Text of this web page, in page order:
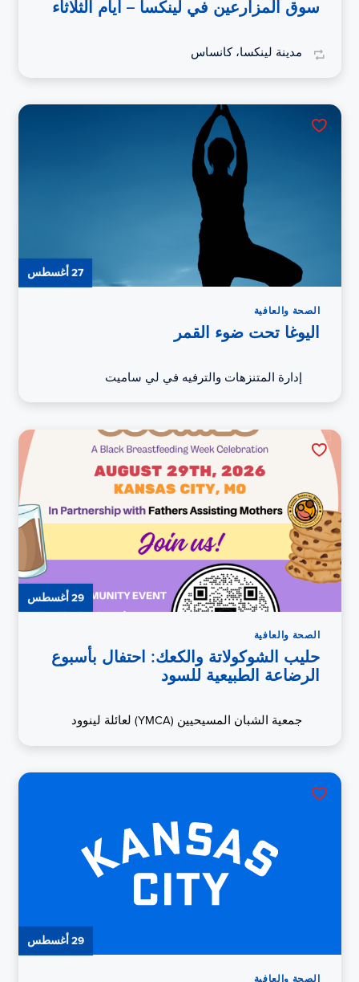
سوق المزارعين في لينكسا – أيام الثلاثاء
مدينة لينكسا، كانساس
27 أغسطس
الصحة والعافية
اليوغا تحت ضوء القمر
إدارة المتنزهات والترفيه في لي ساميت
29 أغسطس
الصحة والعافية
حليب الشوكولاتة والكعك: احتفال بأسبوع
الرضاعة الطبيعية للسود
جمعية الشبان المسيحيين (YMCA) لعائلة لينوود
29 أغسطس
الصحة والعافية